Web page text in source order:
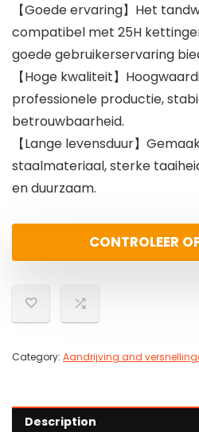
【Goede ervaring】Het
compatibel met 25H
goede gebruikerservaring
【Hoge kwaliteit】
professionele productie,
betrouwbaarheid.
【Lange levensduur】
staalmateriaal, sterke
en duurzaam.
CONTROLEER
Category: Aandrijving and
Description